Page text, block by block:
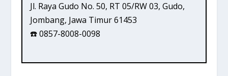
Jl. Raya Gudo No. 50, RT 05/RW 03, Gudo,
Jombang, Jawa Timur 61453
☎️ 0857-8008-0098